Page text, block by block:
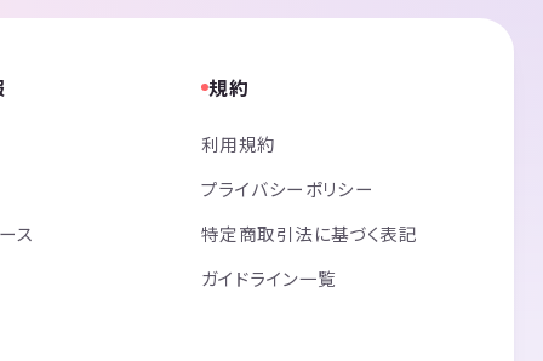
ス
規約
利用規約
プライバシーポリシー
特定商取引法に基づく表記
ガイドライン一覧